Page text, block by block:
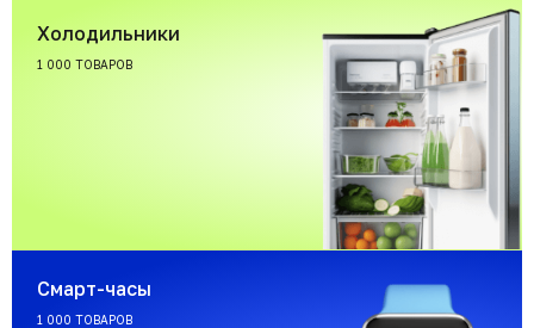
Холодильники
1 000 ТОВАРОВ
Смарт-часы
1 000 ТОВАРОВ